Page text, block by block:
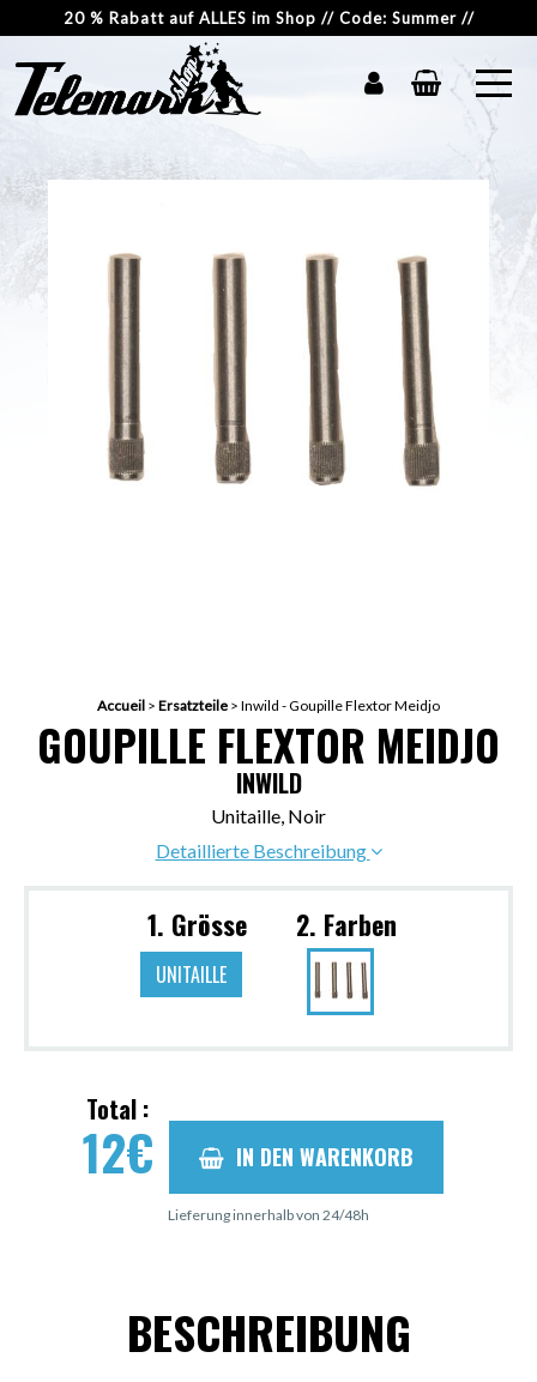
20 % Rabatt auf ALLES im Shop // Code: Summer //
Accueil > Ersatzteile > Inwild - Goupille Flextor Meidjo
GOUPILLE FLEXTOR MEIDJO
INWILD
Unitaille, Noir
Detaillierte Beschreibung
1. Grösse
UNITAILLE
2. Farben
Total :
12€ IN DEN WARENKORB
Lieferung innerhalb von 24/48h
BESCHREIBUNG